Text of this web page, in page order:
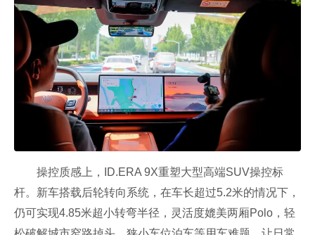
操控质感上，ID.ERA 9X重塑大型高端SUV操控标
杆。新车搭载后轮转向系统，在车长超过5.2米的情况下，
仍可实现4.85米超小转弯半径，灵活度媲美两厢Polo，轻